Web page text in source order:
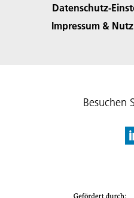
Datenschutz-
Impressum &
Besuchen